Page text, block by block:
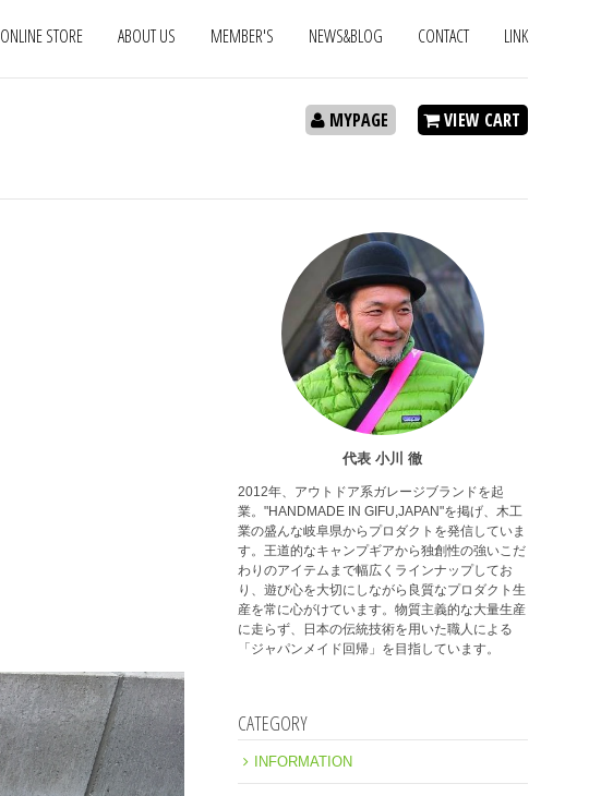
ONLINE STORE ABOUT US MEMBER'S NEWS&BLOG CONTACT LINK
VIEW CART
MYPAGE
代表 小川 徹
2012年、アウトドア系ガレージブランドを起
業。"HANDMADE IN GIFU,JAPAN"を掲げ、木工
業の盛んな岐阜県からプロダクトを発信していま
す。王道的なキャンプギアから独創性の強いこだ
わりのアイテムまで幅広くラインナップしてお
り、遊び心を大切にしながら良質なプロダクト生
産を常に心がけています。物質主義的な大量生産
に走らず、日本の伝統技術を用いた職人による
「ジャパンメイド回帰」を目指しています。
CATEGORY
INFORMATION